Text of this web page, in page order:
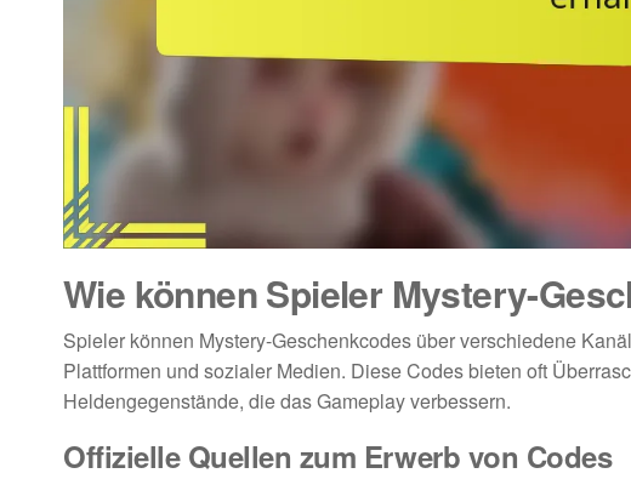
Wie können Spieler Mystery-
Spieler können Mystery-Geschenkcodes über verschiedene
Plattformen und sozialer Medien. Diese Codes bieten oft
Heldengegenstände, die das Gameplay verbessern.
Offizielle Quellen zum Erwerb von Codes